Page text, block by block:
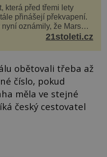
která před třemi lety
přinášejí překvapení.
oznámily, že Mars
impaktů,...
21stoleti.cz
obětovali třeba až
číslo, pokud
měla ve stejné
český cestovatel